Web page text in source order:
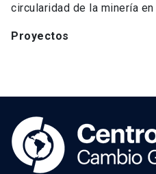
circularidad de la minería
Proyectos